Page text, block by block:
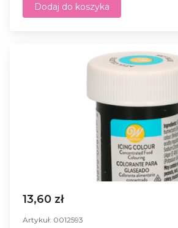
Dodaj do koszyka
13,60 zł
Artykuł: 0012593